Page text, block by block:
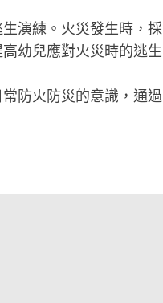
演練。火災發生時，採
幼兒應對火災時的逃生
防火防災的意識，通過